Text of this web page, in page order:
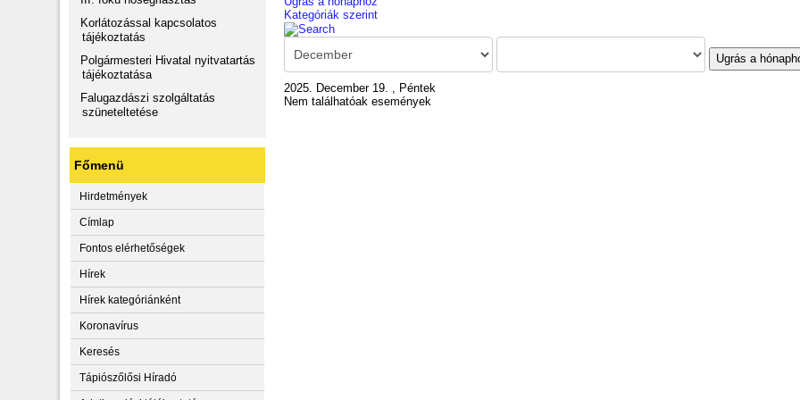
Korlátozással kapcsolatos
tájékoztatás
Polgármesteri Hivatal nyitvatartás
tájékoztatása
Falugazdászi szolgáltatás
szüneteltetése
Főmenü
Hirdetmények
Címlap
Fontos elérhetőségek
Hírek
Hírek kategóriánként
Koronavírus
Keresés
Tápiószőlősi Híradó
Kategóriák szerint
Ugrás a
2025. December 19. , Péntek
Nem találhatóak események